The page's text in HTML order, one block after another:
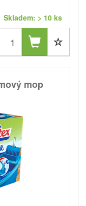
Skladem: > 10 ks
mop